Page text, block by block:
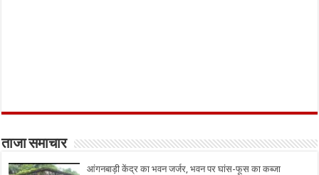
ताजा समाचार
आंगनबाड़ी केंद्र का भवन जर्जर, भवन पर घांस-फूस का कब्जा